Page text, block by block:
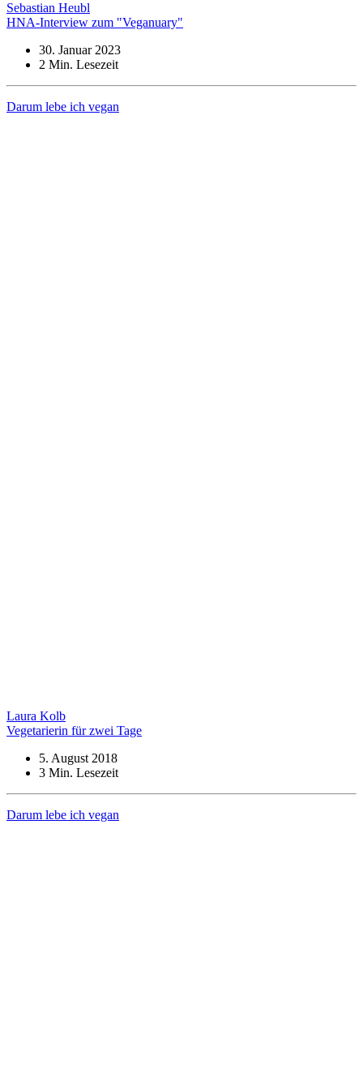
Sebastian Heubl
HNA-Interview zum "Veganuary"
30. Januar 2023
2 Min. Lesezeit
Darum lebe ich vegan
Laura Kolb
Vegetarierin für zwei Tage
5. August 2018
3 Min. Lesezeit
Darum lebe ich vegan